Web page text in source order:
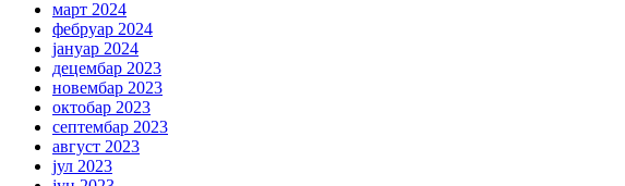
март 2024
фебруар 2024
јануар 2024
децембар 2023
новембар 2023
октобар 2023
септембар 2023
август 2023
јул 2023